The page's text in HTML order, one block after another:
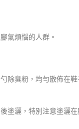
氣煩惱的人群。
除臭粉，均勻散佈在鞋
塗灑，特別注意塗灑在